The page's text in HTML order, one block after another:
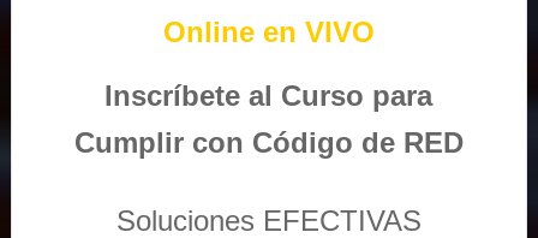
Online en VIVO
Inscríbete al Curso para
Cumplir con Código de RED
Soluciones EFECTIVAS